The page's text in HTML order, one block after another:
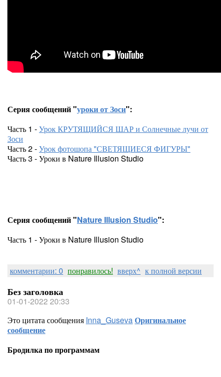
Серия сообщений "уроки от Зоси":
Часть 1 -Урок КРУТЯЩИЙСЯ ШАР и Солнечные лучи от
Зоси
Часть 2 -Урок фотошопа "СВЕТЯЩИЕСЯ ФИГУРЫ"
Часть 3 - Уроки в Nature Illusion Studio
Серия сообщений "Nature Illusion Studio":
Часть 1 - Уроки в Nature Illusion Studio
комментарии: 0 понравилось! вверх^ к полной версии
Без заголовка
01-01-2022 20:33
Это цитата сообщения Inna_GusevaОригинальное
сообщение
Бродилка по программам